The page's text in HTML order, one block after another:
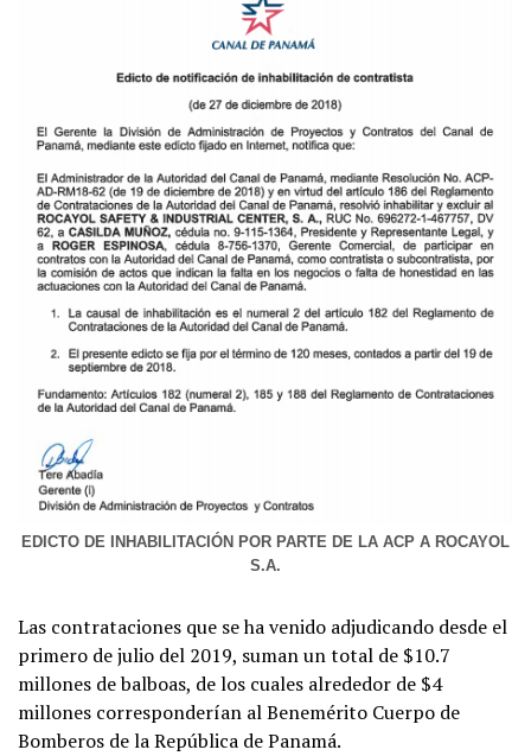
EDICTO DE INHABILITACIÓN POR PARTE DE LA ACP A ROCAYOL
S.A.
Las contrataciones que se ha venido adjudicando desde el
primero de julio del 2019, suman un total de $10.7
millones de balboas, de los cuales alrededor de $4
millones corresponderían al Benemérito Cuerpo de
Bomberos de la República de Panamá.